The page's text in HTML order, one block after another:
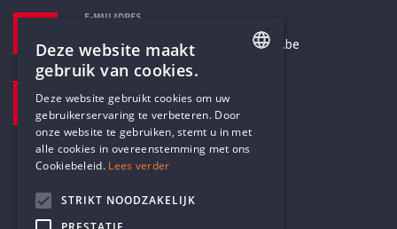
E-MAILADRES
secretariaat@humanistischverbond.be
Pottenbrug 4
Antwerpen, 2000
DUTCH
Deze website maakt
gebruik van cookies.
Deze website gebruikt cookies om uw
gebruikerservaring te verbeteren. Door
onze website te gebruiken, stemt u in met
alle cookies in overeenstemming met ons
Cookiebeleid. Lees verder
STRIKT NOODZAKELIJK